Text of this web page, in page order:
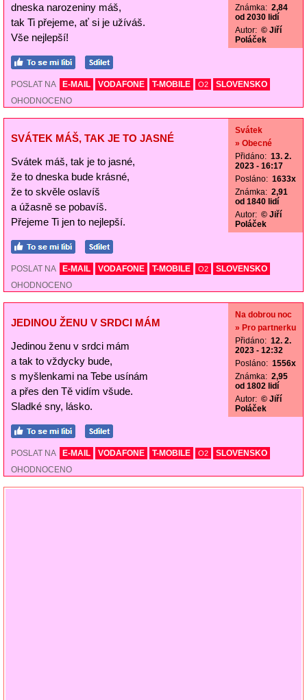
dneska narozeniny máš,
tak Ti přejeme, ať si je užíváš.
Vše nejlepší!
Známka: 2,84
od 2030 lidí
Autor: © Jiří
Poláček
POSLAT NA E-MAIL VODAFONE T-MOBILE O2
SLOVENSKO
OHODNOCENO
SVÁTEK MÁŠ, TAK JE TO JASNÉ
Svátek máš, tak je to jasné,
že to dneska bude krásné,
že to skvěle oslavíš
a úžasně se pobavíš.
Přejeme Ti jen to nejlepší.
Svátek
» Obecné
Přidáno: 13. 2.
2023 - 16:17
Posláno: 1633x
Známka: 2,91
od 1840 lidí
Autor: © Jiří
Poláček
POSLAT NA E-MAIL VODAFONE T-MOBILE O2
SLOVENSKO
OHODNOCENO
JEDINOU ŽENU V SRDCI MÁM
Jedinou ženu v srdci mám
a tak to vždycky bude,
s myšlenkami na Tebe usínám
a přes den Tě vidím všude.
Sladké sny, lásko.
Na dobrou noc
» Pro partnerku
Přidáno: 12. 2.
2023 - 12:32
Posláno: 1556x
Známka: 2,95
od 1802 lidí
Autor: © Jiří
Poláček
POSLAT NA E-MAIL VODAFONE T-MOBILE O2
SLOVENSKO
OHODNOCENO